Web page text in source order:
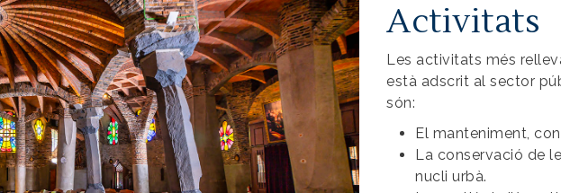
Activitats
Les activitats més
està adscrit al sector
són:
El manteniment,
La conservació de
nucli urbà.